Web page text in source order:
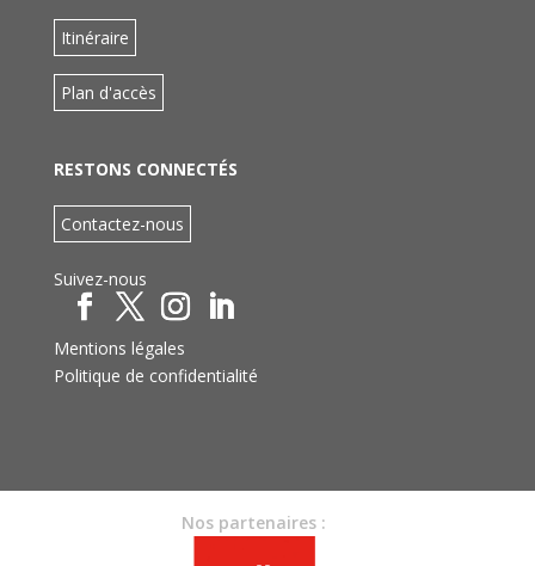
Itinéraire
Plan d'accès
RESTONS CONNECTÉS
Contactez-nous
Suivez-nous
Mentions légales
Politique de confidentialité
Nos partenaires :